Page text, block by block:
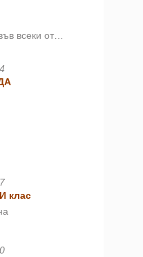
всеки от…
клас